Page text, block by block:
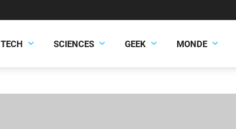
TECH SCIENCES GEEK MONDE